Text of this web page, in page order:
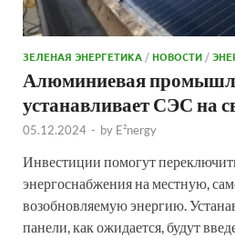
ЗЕЛЕНАЯ ЭНЕРГЕТИКА/НОВОСТИ/
Алюминиевая
устанавливает СЭС на
05.12.2024 - by E²nergy
Инвестиции помогут
энергоснабжения на местную,
возобновляемую энергию.
панели, как ожидается, будут